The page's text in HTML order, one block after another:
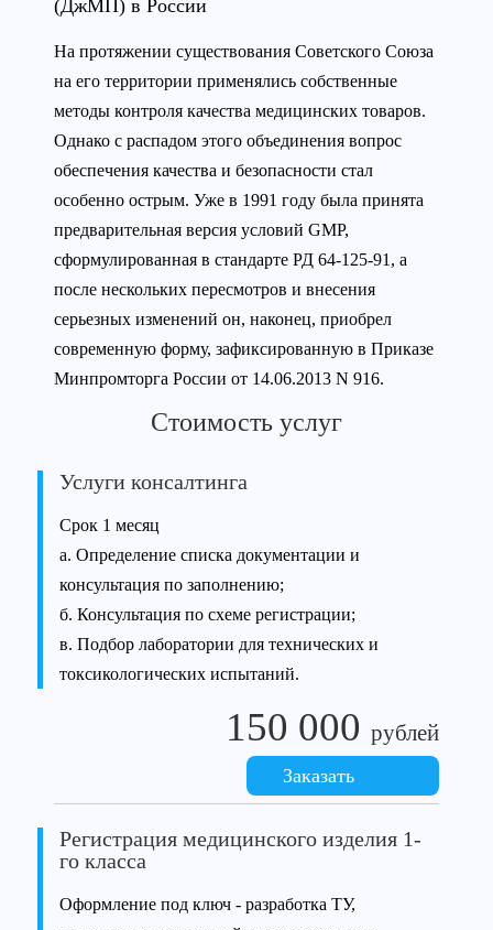
(ДжМП) в России
На протяжении существования Советского Союза
на его территории применялись собственные
методы контроля качества медицинских товаров.
Однако с распадом этого объединения вопрос
обеспечения качества и безопасности стал
особенно острым. Уже в 1991 году была принята
предварительная версия условий GMP,
сформулированная в стандарте РД 64-125-91, а
после нескольких пересмотров и внесения
серьезных изменений он, наконец, приобрел
современную форму, зафиксированную в Приказе
Минпромторга России от 14.06.2013 N 916.
Стоимость услуг
Услуги консалтинга
Срок 1 месяц
а. Определение списка документации и
консультация по заполнению;
б. Консультация по схеме регистрации;
в. Подбор лаборатории для технических и
токсикологических испытаний.
150 000 рублей
Заказать
Регистрация медицинского изделия 1-
го класса
Оформление под ключ - разработка ТУ,